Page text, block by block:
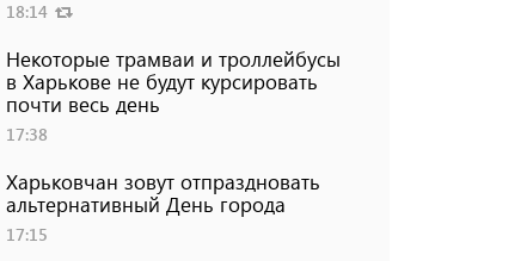
18:14
Некоторые трамваи и троллейбусы
в Харькове не будут курсировать
почти весь день
17:38
Харьковчан зовут отпраздновать
альтернативный День города
17:15